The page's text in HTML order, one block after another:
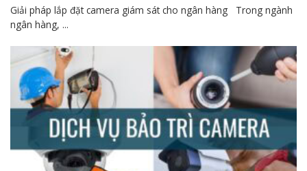
Giải pháp lắp đặt camera giám sát cho ngân hàng Trong ngành
ngân hàng, ...